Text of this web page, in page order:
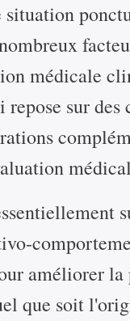
situation
médicale
sur
améliorer la
que soit